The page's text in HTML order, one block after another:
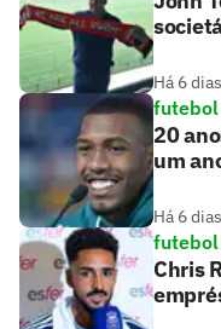
Há 6 dias
futebol
20
um
Há 6 dias
futebol
Chris